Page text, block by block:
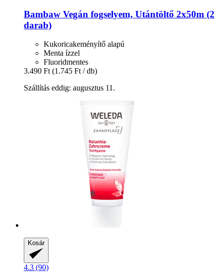
Bambaw Vegán fogselyem, Utántöltő 2x50m (2
darab)
Kukoricakeményítő alapú
Menta ízzel
Fluoridmentes
3.490 Ft (1.745 Ft / db)
Szállítás eddig: augusztus 11.
Kosár
4.3 (90)